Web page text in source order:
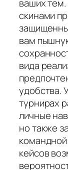
ваших
скинами
вам
вида
удобства.
турнирах
личные
но также
кейсов